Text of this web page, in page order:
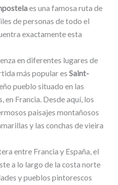
es una famosa ruta de
de personas de todo el
exactamente esta
en diferentes lugares de
más popular es Saint-
pueblo situado en las
en Francia. Desde aquí, los
paisajes montañosos
y las conchas de vieira
entre Francia y España, el
a lo largo de la costa norte
y pueblos pintorescos